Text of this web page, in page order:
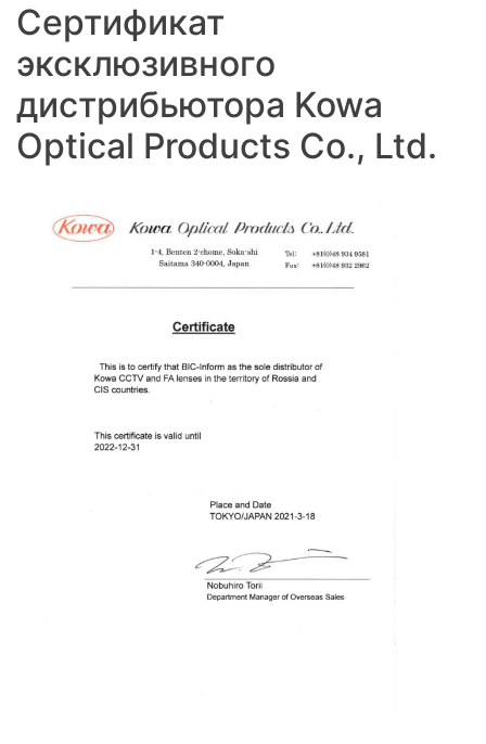
Сертификат
эксклюзивного
дистрибьютора Kowa
Optical Products Co., Ltd.